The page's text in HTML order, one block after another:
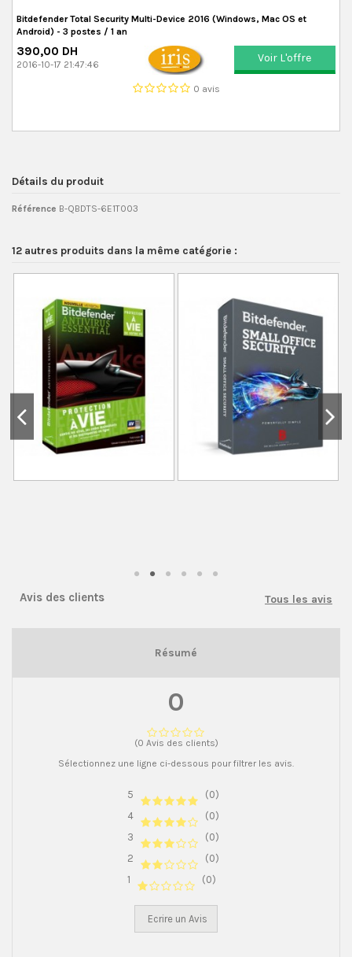
Bitdefender Total Security Multi-Device 2016 (Windows, Mac OS et
Android) - 3 postes / 1 an
390,00 DH
2016-10-17 21:47:46
0 avis
Voir L'offre
Détails du produit
Référence B-QBDTS-6E1T003
12 autres produits dans la même catégorie :
Avis des clients Tous les avis
Résumé
0
(0 Avis des clients)
Sélectionnez une ligne ci-dessous pour filtrer les avis.
5
(0)
4
(0)
3
(0)
2
(0)
1
(0)
Ecrire un Avis